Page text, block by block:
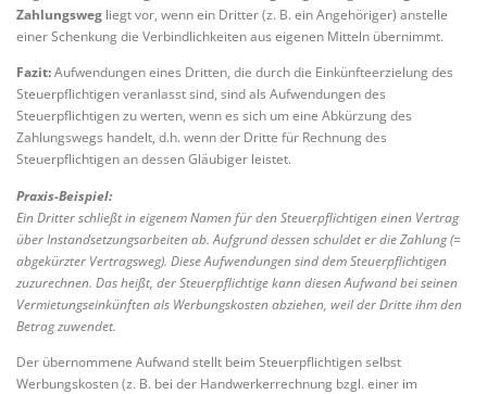
Zahlungsweg liegt vor, wenn ein Dritter (z. B. ein Angehöriger) anstelle
einer Schenkung die Verbindlichkeiten aus eigenen Mitteln übernimmt.
Fazit:Aufwendungen eines Dritten, die durch die Einkünfteerzielung des
Steuerpflichtigen veranlasst sind, sind als Aufwendungen des
Steuerpflichtigen zu werten, wenn es sich um eine Abkürzung des
Zahlungswegs handelt, d.h. wenn der Dritte für Rechnung des
Steuerpflichtigen an dessen Gläubiger leistet.
Praxis-Beispiel:
Ein Dritter schließt in eigenem Namen für den Steuerpflichtigen einen Vertrag
über Instandsetzungsarbeiten ab. Aufgrund dessen schuldet er die Zahlung (=
abgekürzter Vertragsweg). Diese Aufwendungen sind dem Steuerpflichtigen
zuzurechnen. Das heißt, der Steuerpflichtige kann diesen Aufwand bei seinen
Vermietungseinkünften als Werbungskosten abziehen, weil der Dritte ihm den
Betrag zuwendet.
Der übernommene Aufwand stellt beim Steuerpflichtigen selbst
Werbungskosten (z. B. bei der Handwerkerrechnung bzgl. einer im